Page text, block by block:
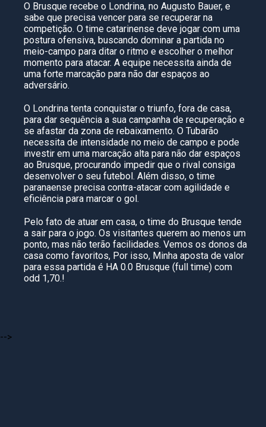
O Brusque recebe o Londrina, no Augusto Bauer, e
sabe que precisa vencer para se recuperar na
competição. O time catarinense deve jogar com uma
postura ofensiva, buscando dominar a partida no
meio-campo para ditar o ritmo e escolher o melhor
momento para atacar. A equipe necessita ainda de
uma forte marcação para não dar espaços ao
adversário.
O Londrina tenta conquistar o triunfo, fora de casa,
para dar sequência a sua campanha de recuperação e
se afastar da zona de rebaixamento. O Tubarão
necessita de intensidade no meio de campo e pode
investir em uma marcação alta para não dar espaços
ao Brusque, procurando impedir que o rival consiga
desenvolver o seu futebol. Além disso, o time
paranaense precisa contra-atacar com agilidade e
eficiência para marcar o gol.
Pelo fato de atuar em casa, o time do Brusque tende
a sair para o jogo. Os visitantes querem ao menos um
ponto, mas não terão facilidades. Vemos os donos da
casa como favoritos, Por isso, Minha aposta de valor
para essa partida é HA 0.0 Brusque (full time) com
odd 1,70.!
-->